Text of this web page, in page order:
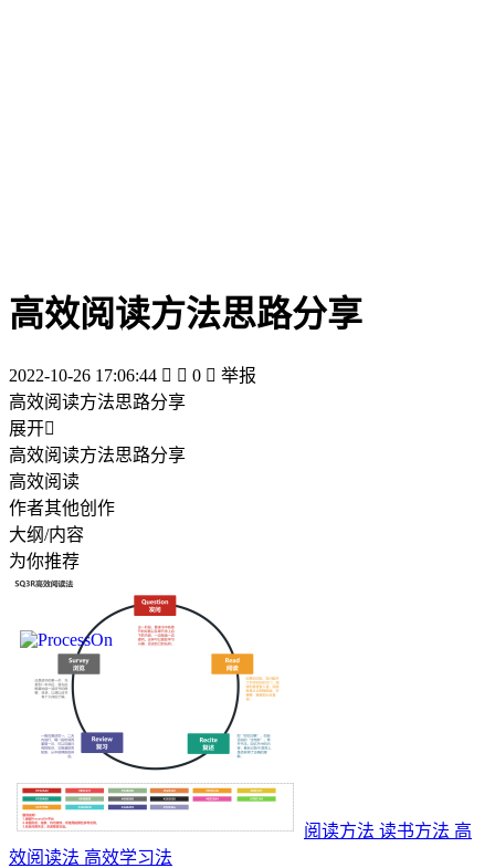
高效阅读方法思路分享
2022-10-26 17:06:44   0  举报
高效阅读方法思路分享
展开
高效阅读方法思路分享
高效阅读
作者其他创作
大纲/内容
为你推荐
阅读方法 读书方法 高
效阅读法 高效学习法